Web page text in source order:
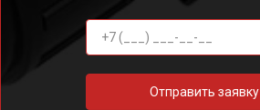
Отправить заявку